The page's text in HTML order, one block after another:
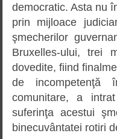
democratic. Asta nu
prin mijloace
şmecherilor
Bruxelles-ului, trei
dovedite, fiind
de incompetenţă
comunitare, a
suferinţa acestui
binecuvântatei rotiri